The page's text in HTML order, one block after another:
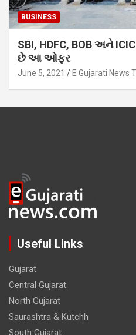
BUSINESS
SBI, HDFC, BOB અને
છે આ ઓફર
June 5, 2021 E Gujarati News
Useful Links
Gujarat
Central Gujarat
North Gujarat
Saurashtra & Kutchh
South Gujarat